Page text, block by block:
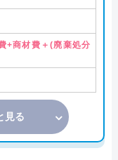
+商材費＋(廃棄処分
見る